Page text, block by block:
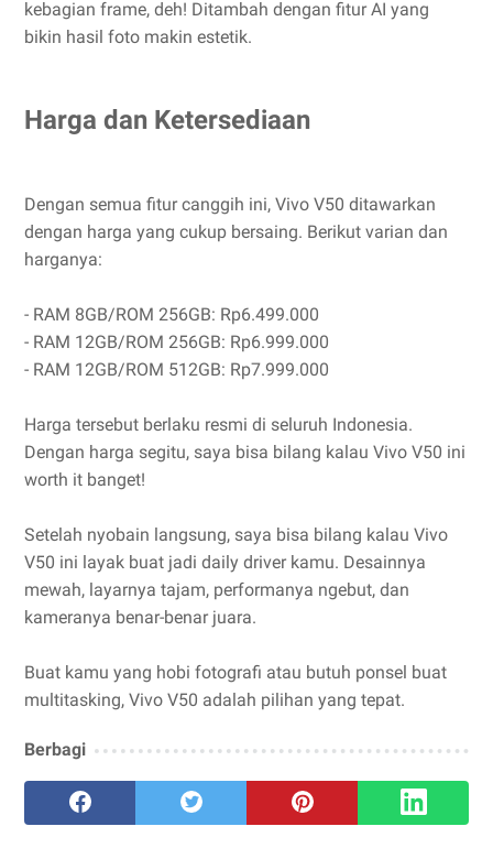
kebagian frame, deh! Ditambah dengan fitur AI yang
bikin hasil foto makin estetik.
Harga dan Ketersediaan
Dengan semua fitur canggih ini, Vivo V50 ditawarkan
dengan harga yang cukup bersaing. Berikut varian dan
harganya:
- RAM 8GB/ROM 256GB: Rp6.499.000
- RAM 12GB/ROM 256GB: Rp6.999.000
- RAM 12GB/ROM 512GB: Rp7.999.000
Harga tersebut berlaku resmi di seluruh Indonesia.
Dengan harga segitu, saya bisa bilang kalau Vivo V50 ini
worth it banget!
Setelah nyobain langsung, saya bisa bilang kalau Vivo
V50 ini layak buat jadi daily driver kamu. Desainnya
mewah, layarnya tajam, performanya ngebut, dan
kameranya benar-benar juara.
Buat kamu yang hobi fotografi atau butuh ponsel buat
multitasking, Vivo V50 adalah pilihan yang tepat.
Berbagi